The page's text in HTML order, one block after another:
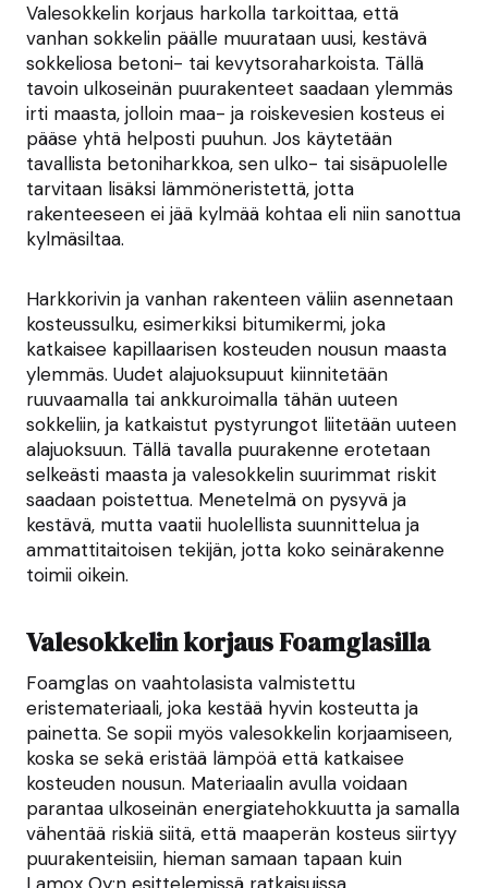
Valesokkelin korjaus harkolla tarkoittaa, että
vanhan sokkelin päälle muurataan uusi, kestävä
sokkeliosa betoni- tai kevytsoraharkoista. Tällä
tavoin ulkoseinän puurakenteet saadaan ylemmäs
irti maasta, jolloin maa- ja roiskevesien kosteus ei
pääse yhtä helposti puuhun. Jos käytetään
tavallista betoniharkkoa, sen ulko- tai sisäpuolelle
tarvitaan lisäksi lämmöneristettä, jotta
rakenteeseen ei jää kylmää kohtaa eli niin sanottua
kylmäsiltaa.
Harkkorivin ja vanhan rakenteen väliin asennetaan
kosteussulku, esimerkiksi bitumikermi, joka
katkaisee kapillaarisen kosteuden nousun maasta
ylemmäs. Uudet alajuoksupuut kiinnitetään
ruuvaamalla tai ankkuroimalla tähän uuteen
sokkeliin, ja katkaistut pystyrungot liitetään uuteen
alajuoksuun. Tällä tavalla puurakenne erotetaan
selkeästi maasta ja valesokkelin suurimmat riskit
saadaan poistettua. Menetelmä on pysyvä ja
kestävä, mutta vaatii huolellista suunnittelua ja
ammattitaitoisen tekijän, jotta koko seinärakenne
toimii oikein.
Valesokkelin korjaus Foamglasilla
Foamglas on vaahtolasista valmistettu
eristemateriaali, joka kestää hyvin kosteutta ja
painetta. Se sopii myös valesokkelin korjaamiseen,
koska se sekä eristää lämpöä että katkaisee
kosteuden nousun. Materiaalin avulla voidaan
parantaa ulkoseinän energiatehokkuutta ja samalla
vähentää riskiä siitä, että maaperän kosteus siirtyy
puurakenteisiin, hieman samaan tapaan kuin